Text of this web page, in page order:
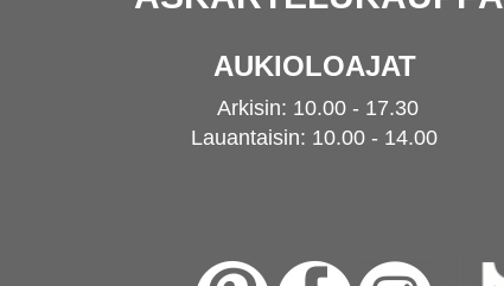
AUKIOLOAJAT
Arkisin: 10.00 - 17.30
Lauantaisin: 10.00 - 14.00